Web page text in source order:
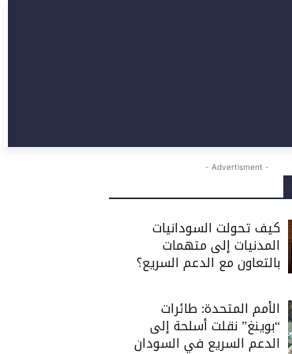
- Advertisment -
كيف تحولت السودانيات
المدنيات إلى متهمات
بالتعاون مع الدعم السريع؟
الأمم المتحدة: طائرات
“بوينغ” نقلت أسلحة إلى
الدعم السريع في السودان